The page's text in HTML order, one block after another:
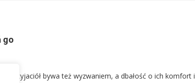
go
przyjaciół bywa też wyzwaniem, a dbałość o ich komfort i